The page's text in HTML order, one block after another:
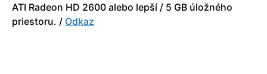
ATI Radeon HD 2600 alebo lepší / 5 GB úložného
priestoru. / Odkaz